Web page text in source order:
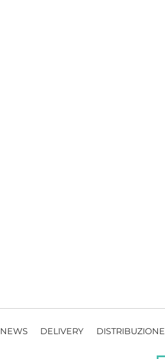
NEWS DELIVERY DISTRIBUZIONE